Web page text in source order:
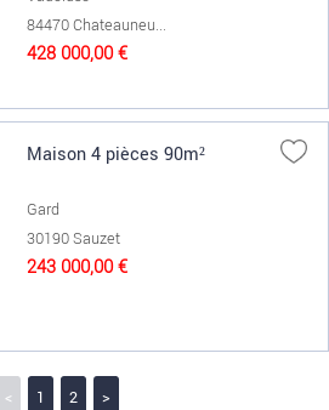
84470 Chateauneu...
428 000,00 €
Maison 4 pièces 90m²
Gard
30190 Sauzet
243 000,00 €
< 1 2 >